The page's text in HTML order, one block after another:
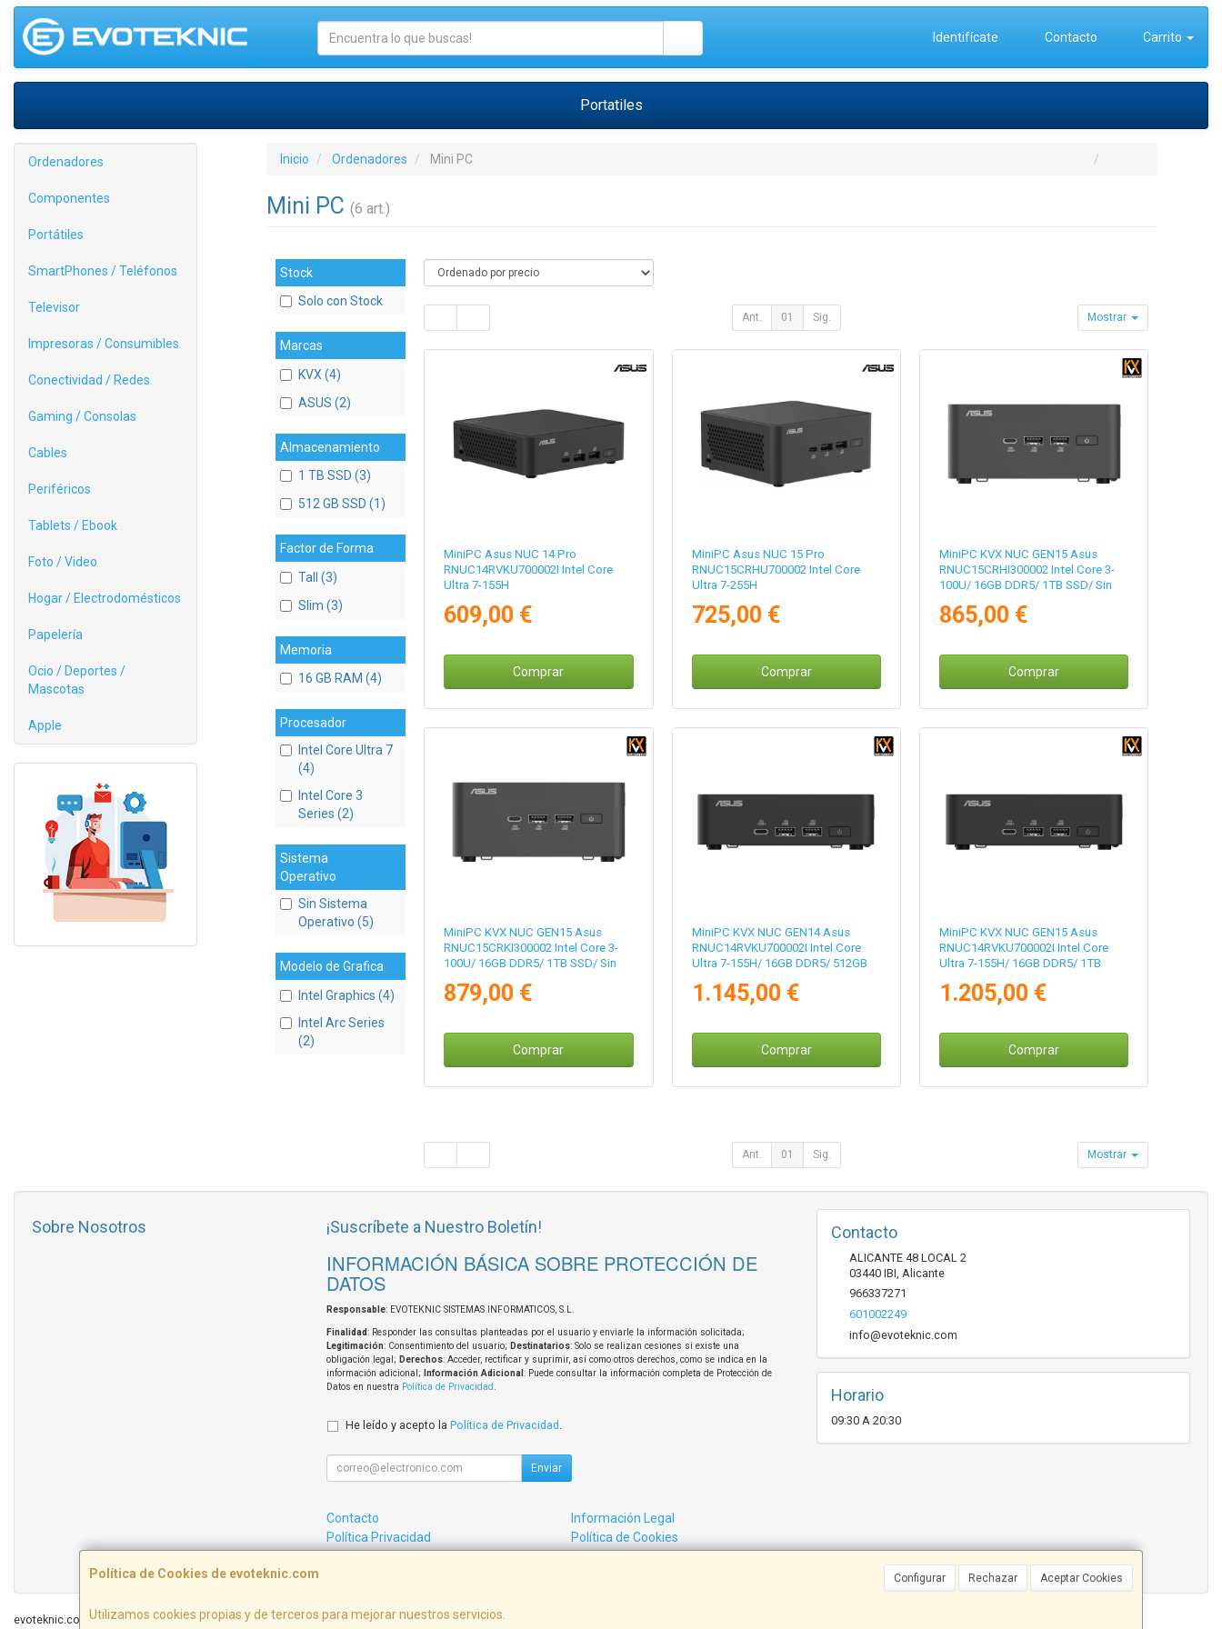
Identifícate Contacto Carrito
Portatiles
Ordenadores
Componentes
Portátiles
SmartPhones / Teléfonos
Televisor
Impresoras / Consumibles
Conectividad / Redes
Gaming / Consolas
Cables
Periféricos
Tablets / Ebook
Foto / Video
Hogar / Electrodomésticos
Papelería
Ocio / Deportes /
Mascotas
Apple
Inicio Ordenadores Mini PC
Mini PC (6 art.)
Stock
Solo con Stock
Marcas
KVX (4)
ASUS (2)
Almacenamiento
1 TB SSD (3)
512 GB SSD (1)
Factor de Forma
Tall (3)
Slim (3)
Memoria
16 GB RAM (4)
Procesador
Intel Core Ultra 7
(4)
Intel Core 3
Series (2)
Sistema
Operativo
Sin Sistema
Operativo (5)
Modelo de Grafica
Intel Graphics (4)
Intel Arc Series
(2)
Ant. 01 Sig. Mostrar
MiniPC Asus NUC 14 Pro
RNUC14RVKU700002I Intel Core
Ultra 7-155H
609,00 €
Comprar
MiniPC Asus NUC 15 Pro
RNUC15CRHU700002 Intel Core
Ultra 7-255H
725,00 €
Comprar
MiniPC KVX NUC GEN15 Asus
RNUC15CRHI300002 Intel Core 3-
100U/ 16GB DDR5/ 1TB SSD/ Sin
865,00 €
Comprar
MiniPC KVX NUC GEN15 Asus
RNUC15CRKI300002 Intel Core 3-
100U/ 16GB DDR5/ 1TB SSD/ Sin
879,00 €
Comprar
MiniPC KVX NUC GEN14 Asus
RNUC14RVKU700002I Intel Core
Ultra 7-155H/ 16GB DDR5/ 512GB
1.145,00 €
Comprar
MiniPC KVX NUC GEN15 Asus
RNUC14RVKU700002I Intel Core
Ultra 7-155H/ 16GB DDR5/ 1TB
1.205,00 €
Comprar
Ant. 01 Sig. Mostrar
Política de Cookies de evoteknic.com Configurar Rechazar Aceptar Cookies
Utilizamos cookies propias y de terceros para mejorar nuestros servicios.
Sobre Nosotros ¡Suscríbete a Nuestro Boletín!
INFORMACIÓN BÁSICA SOBRE PROTECCIÓN DE
DATOS
Responsable: EVOTEKNIC SISTEMAS INFORMATICOS, S.L.
Finalidad: Responder las consultas planteadas por el usuario y enviarle la información solicitada;
Legitimación: Consentimiento del usuario; Destinatarios: Solo se realizan cesiones si existe una
obligación legal; Derechos: Acceder, rectificar y suprimir, así como otros derechos, como se indica en la
información adicional;
Información Adicional : Puede consultar la información completa de Protección de
Datos en nuestra Política de Privacidad.
He leído y acepto la Política de Privacidad .
Enviar
Contacto
Información Legal
Política Privacidad
Política de Cookies
Contacto
ALICANTE 48 LOCAL 2
03440 IBI, Alicante
966337271
601002249
info@evoteknic.com
Horario
09:30 A 20:30
evoteknic.com © 2026